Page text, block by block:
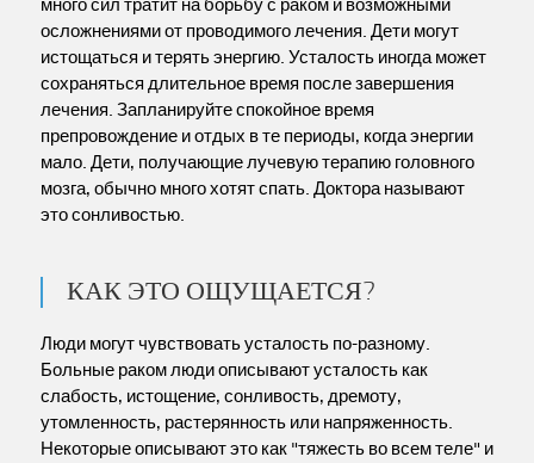
много сил тратит на борьбу с раком и возможными
осложнениями от проводимого лечения. Дети могут
истощаться и терять энергию. Усталость иногда может
сохраняться длительное время после завершения
лечения. Запланируйте спокойное время
препровождение и отдых в те периоды, когда энергии
мало. Дети, получающие лучевую терапию головного
мозга, обычно много хотят спать. Доктора называют
это сонливостью.
КАК ЭТО ОЩУЩАЕТСЯ?
Люди могут чувствовать усталость по-разному.
Больные раком люди описывают усталость как
слабость, истощение, сонливость, дремоту,
утомленность, растерянность или напряженность.
Некоторые описывают это как "тяжесть во всем теле" и